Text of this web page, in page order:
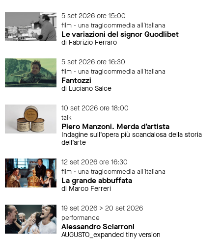
5 set 2026 ore 15:00
film - una tragicommedia all'italiana
Le variazioni del signor Quodlibet
di Fabrizio Ferraro
5 set 2026 ore 16:30
film - una tragicommedia all'italiana
Fantozzi
di Luciano Salce
10 set 2026 ore 18:00
talk
Piero Manzoni. Merda d’artista
Indagine sull’opera più scandalosa della storia
dell’arte
12 set 2026 ore 16:30
film - una tragicommedia all'italiana
La grande abbuffata
di Marco Ferreri
19 set 2026 > 20 set 2026
performance
Alessandro Sciarroni
AUGUSTO_expanded tiny version